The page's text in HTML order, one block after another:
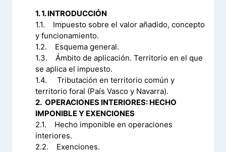
1. 1. INTRODUCCIÓN
1.1. Impuesto sobre el valor añadido, concepto
y funcionamiento.
1.2. Esquema general.
1.3. Ámbito de aplicación. Territorio en el que
se aplica el impuesto.
1.4. Tributación en territorio común y
territorio foral (País Vasco y Navarra).
2. OPERACIONES INTERIORES: HECHO
IMPONIBLE Y EXENCIONES
2.1. Hecho imponible en operaciones
interiores.
2.2. Exenciones.